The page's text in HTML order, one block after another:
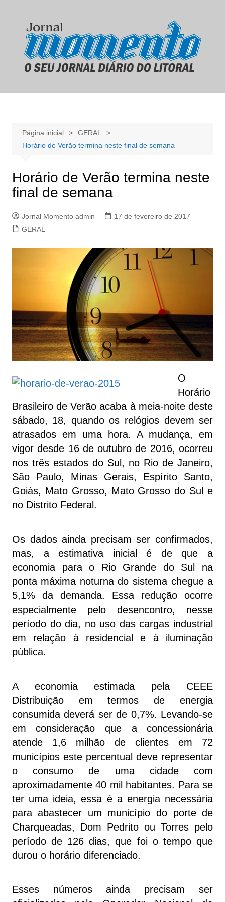
conteúdo
Página inicial
GERAL
Horário de Verão termina neste final de semana
Horário de Verão termina neste
final de semana
Jornal Momento admin
17 de fevereiro de 2017
GERAL
O
Horário
Brasileiro de Verão acaba à meia-noite deste
sábado, 18, quando os relógios devem ser
atrasados em uma hora. A mudança, em
vigor desde 16 de outubro de 2016, ocorreu
nos três estados do Sul, no Rio de Janeiro,
São Paulo, Minas Gerais, Espírito Santo,
Goiás, Mato Grosso, Mato Grosso do Sul e
no Distrito Federal.
Os dados ainda precisam ser confirmados,
mas, a estimativa inicial é de que a
economia para o Rio Grande do Sul na
ponta máxima noturna do sistema chegue a
5,1% da demanda. Essa redução ocorre
especialmente pelo desencontro, nesse
período do dia, no uso das cargas industrial
em relação à residencial e à iluminação
pública.
A economia estimada pela CEEE
Distribuição em termos de energia
consumida deverá ser de 0,7%. Levando-se
em consideração que a concessionária
atende 1,6 milhão de clientes em 72
municípios este percentual deve representar
o consumo de uma cidade com
aproximadamente 40 mil habitantes. Para se
ter uma ideia, essa é a energia necessária
para abastecer um município do porte de
Charqueadas, Dom Pedrito ou Torres pelo
período de 126 dias, que foi o tempo que
durou o horário diferenciado.
Esses números ainda precisam ser